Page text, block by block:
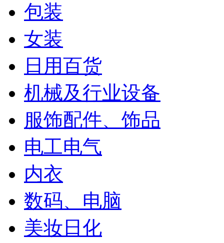
包装
女装
日用百货
机械及行业设备
服饰配件、饰品
电工电气
内衣
数码、电脑
美妆日化